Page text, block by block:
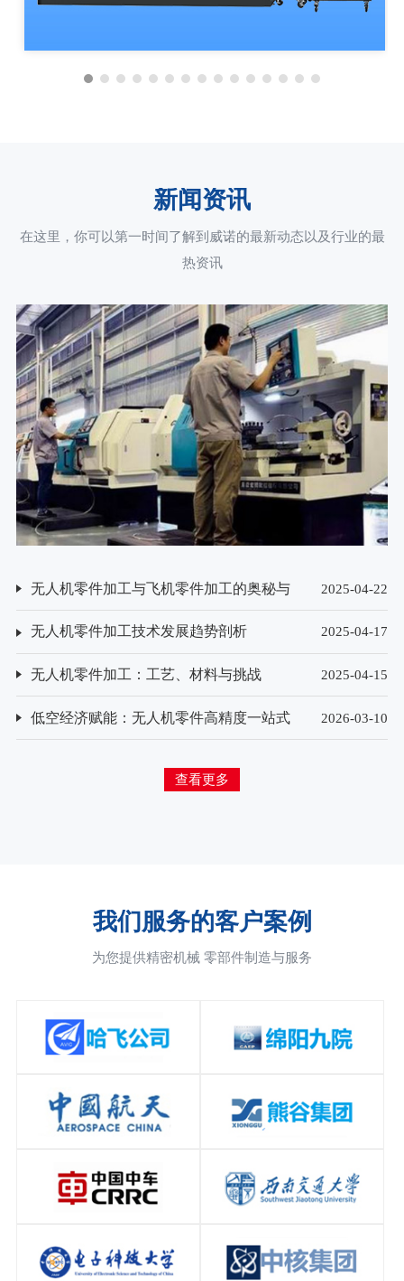
新闻资讯
在这里，你可以第一时间了解到威诺的最新动态以及行业的最
热资讯
无人机零件加工与飞机零件加工的奥秘与
2025-04-22
无人机零件加工技术发展趋势剖析 2025-04-17
无人机零件加工：工艺、材料与挑战 2025-04-15
低空经济赋能：无人机零件高精度一站式
2026-03-10
查看更多
我们服务的客户案例
为您提供精密机械 零部件制造与服务